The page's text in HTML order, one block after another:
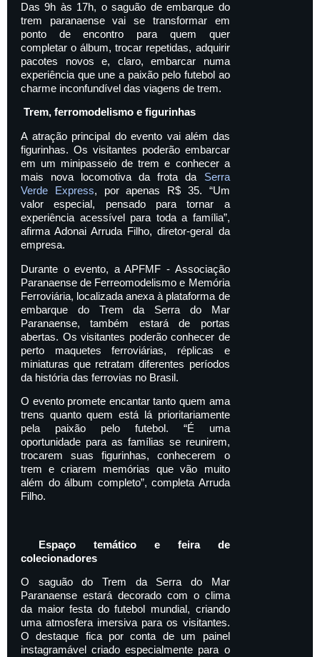
Das 9h às 17h, o saguão de embarque do
trem paranaense vai se transformar em
ponto de encontro para quem quer
completar o álbum, trocar repetidas, adquirir
pacotes novos e, claro, embarcar numa
experiência que une a paixão pelo futebol ao
charme inconfundível das viagens de trem.
Trem, ferromodelismo e figurinhas
A atração principal do evento vai além das
figurinhas. Os visitantes poderão embarcar
em um minipasseio de trem e conhecer a
mais nova locomotiva da frota da Serra
Verde Express, por apenas R$ 35. “Um
valor especial, pensado para tornar a
experiência acessível para toda a família”,
afirma Adonai Arruda Filho, diretor-geral da
empresa.
Durante o evento, a APFMF - Associação
Paranaense de Ferreomodelismo e Memória
Ferroviária, localizada anexa à plataforma de
embarque do Trem da Serra do Mar
Paranaense, também estará de portas
abertas. Os visitantes poderão conhecer de
perto maquetes ferroviárias, réplicas e
miniaturas que retratam diferentes períodos
da história das ferrovias no Brasil.
O evento promete encantar tanto quem ama
trens quanto quem está lá prioritariamente
pela paixão pelo futebol. “É uma
oportunidade para as famílias se reunirem,
trocarem suas figurinhas, conhecerem o
trem e criarem memórias que vão muito
além do álbum completo”, completa Arruda
Filho.
Espaço temático e feira de
colecionadores
O saguão do Trem da Serra do Mar
Paranaense estará decorado com o clima
da maior festa do futebol mundial, criando
uma atmosfera imersiva para os visitantes.
O destaque fica por conta de um painel
instagramável criado especialmente para o